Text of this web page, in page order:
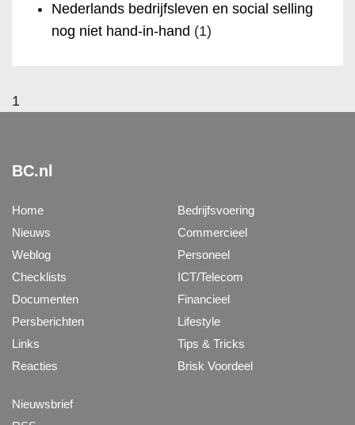
Nederlands bedrijfsleven en social selling
nog niet hand-in-hand (1)
1
BC.nl
Home
Nieuws
Weblog
Checklists
Documenten
Persberichten
Links
Reacties
Bedrijfsvoering
Commercieel
Personeel
ICT/Telecom
Financieel
Lifestyle
Tips & Tricks
Brisk Voordeel
Nieuwsbrief